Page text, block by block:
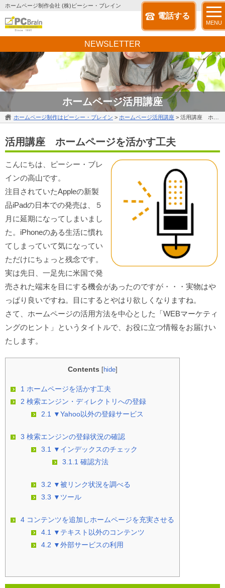
ホームページ制作会社 (株)ピーシー・ブレイン
電話する
MENU
ホームページ活用講座
NEWSLETTER
ホームページ制作はピーシー・ブレイン > ホームページ活用講座 > 活用講座 ホームページを活かす工夫
活用講座 ホームページを活かす工夫
こんにちは、ピーシー・ブレ
インの高山です。
注目されていたAppleの新製
品iPadの日本での発売は、５
月に延期になってしまいまし
た。iPhoneのある生活に慣れ
てしまっていて気になってい
ただけにちょっと残念です。
実は先日、一足先に米国で発
売された端末を目にする機会があったのですが・・・実物はや
っぱり良いですね。目にするとやはり欲しくなりますね。
さて、ホームページの活用方法を中心とした「WEBマーケティ
ングのヒント」というタイトルで、お役に立つ情報をお届けい
たします。
Contents [hide]
1 ホームページを活かす工夫
2 検索エンジン・ディレクトリへの登録
2.1
▼Yahoo以外の登録サービス
3 検索エンジンの登録状況の確認
3.1
▼インデックスのチェック
3.1.1 確認方法
3.2 ▼被リンク状況を調べる
3.3 ▼ツール
4 コンテンツを追加しホームページを充実させる
4.1
▼テキスト以外のコンテンツ
4.2 ▼外部サービスの利用